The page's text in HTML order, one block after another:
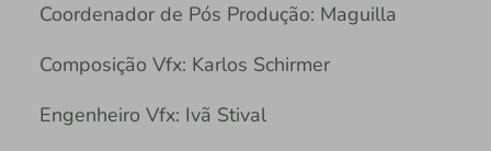
Coordenador de Pós Produção: Maguilla
Composição Vfx: Karlos Schirmer
Engenheiro Vfx: Ivã Stival